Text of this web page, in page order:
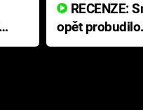
opět
přichází s